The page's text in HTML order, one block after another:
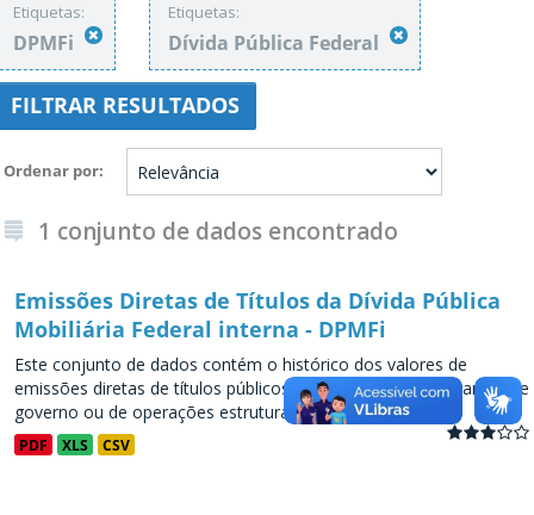
Etiquetas:
DPMFi
Etiquetas:
Dívida Pública Federal
FILTRAR RESULTADOS
Ordenar por
1 conjunto de dados encontrado
Emissões Diretas de Títulos da Dívida Pública
Mobiliária Federal interna - DPMFi
Este conjunto de dados contém o histórico dos valores de
emissões diretas de títulos públicos, decorrentes de programas de
governo ou de operações estruturadas, a partir de...
PDF XLS CSV